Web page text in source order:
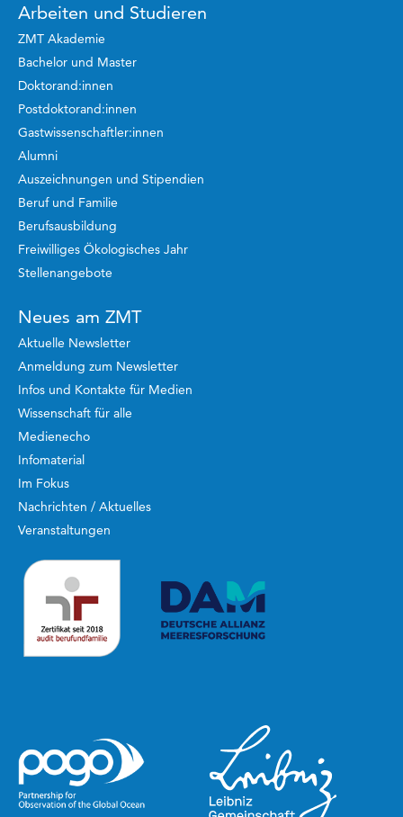
Arbeiten und Studieren
ZMT Akademie
Bachelor und Master
Doktorand:innen
Postdoktorand:innen
Gastwissenschaftler:innen
Alumni
Auszeichnungen und Stipendien
Beruf und Familie
Berufsausbildung
Freiwilliges Ökologisches Jahr
Stellenangebote
Neues am ZMT
Aktuelle Newsletter
Anmeldung zum Newsletter
Infos und Kontakte für Medien
Wissenschaft für alle
Medienecho
Infomaterial
Im Fokus
Nachrichten / Aktuelles
Veranstaltungen